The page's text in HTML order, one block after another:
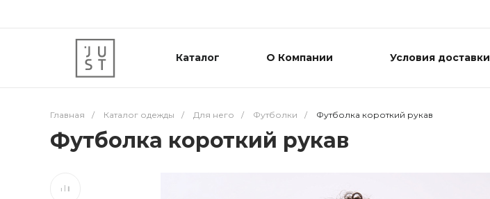
Каталог О Компании Условия доставки
Главная / Каталог одежды / Для него / Футболки / Футболка короткий рукав
Футболка короткий рукав